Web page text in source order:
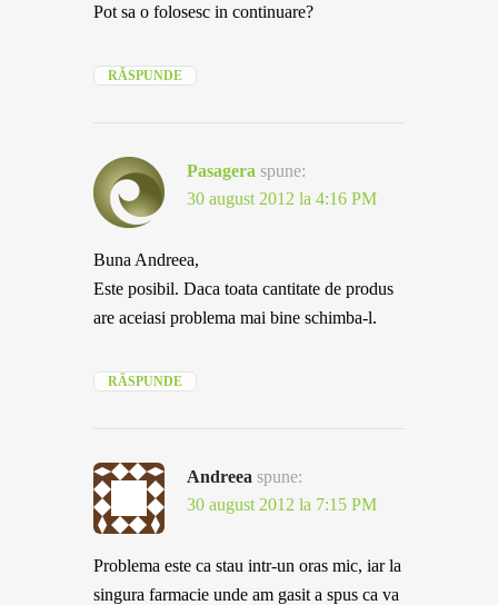
Pot sa o folosesc in continuare?
RĂSPUNDE
Pasagera spune:
30 august 2012 la 4:16 PM
Buna Andreea,
Este posibil. Daca toata cantitate de produs
are aceiasi problema mai bine schimba-l.
RĂSPUNDE
Andreea spune:
30 august 2012 la 7:15 PM
Problema este ca stau intr-un oras mic, iar la
singura farmacie unde am gasit a spus ca va